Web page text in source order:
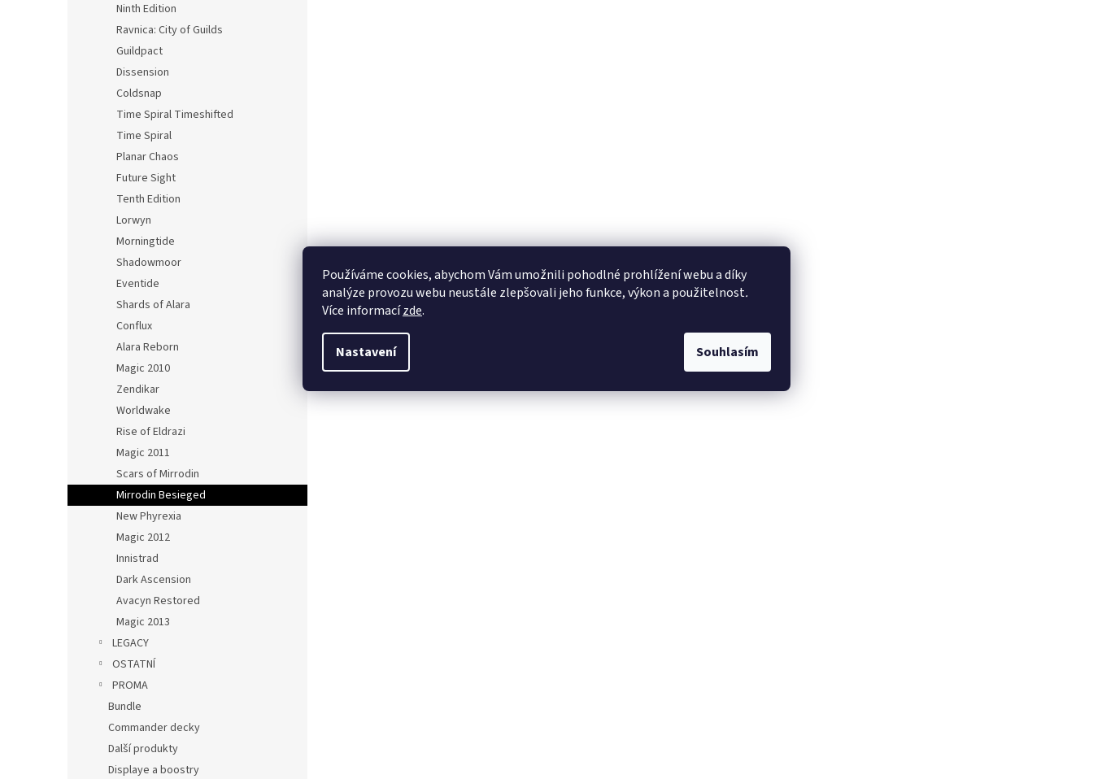
Používáme cookies, abychom Vám umožnili pohodlné prohlížení webu a díky
analýze provozu webu neustále zlepšovali jeho funkce, výkon a použitelnost.
Více informacízde.
Nastavení Souhlasím
Ninth Edition
Ravnica: City of Guilds
Guildpact
Dissension
Coldsnap
Time Spiral Timeshifted
Time Spiral
Planar Chaos
Future Sight
Tenth Edition
Lorwyn
Morningtide
Shadowmoor
Eventide
Shards of Alara
Conflux
Alara Reborn
Magic 2010
Zendikar
Worldwake
Rise of Eldrazi
Magic 2011
Scars of Mirrodin
Mirrodin Besieged
New Phyrexia
Magic 2012
Innistrad
Dark Ascension
Avacyn Restored
Magic 2013
LEGACY
OSTATNÍ
PROMA
Bundle
Commander decky
Další produkty
Displaye a boostry